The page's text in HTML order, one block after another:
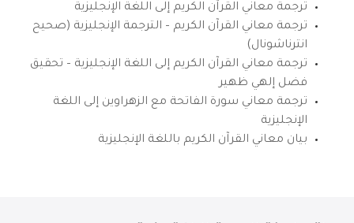
ترجمة معاني القرآن الكريم إلى اللغة الإنجليزية
ترجمة معاني القرآن الكريم – الترجمة الإنجليزية (صحيح
انترناشونال)
ترجمة معاني القرآن الكريم إلى اللغة الإنجليزية – تحقيق
فضل إلهي ظهير
ترجمة معاني سورة الفاتحة مع الزهراوين إلى اللغة
الإنجليزية
بيان معاني القرآن الكريم باللغة الإنجليزية